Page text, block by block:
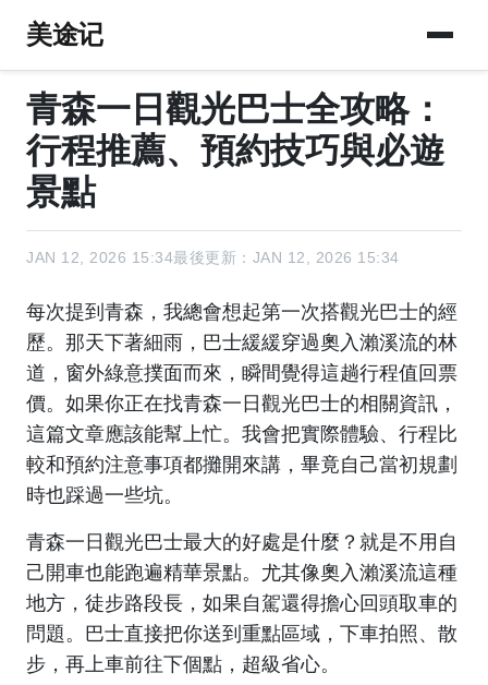
美途记
青森一日觀光巴士全攻略：
行程推薦、預約技巧與必遊
景點
JAN 12, 2026 15:34最後更新：JAN 12, 2026 15:34
每次提到青森，我總會想起第一次搭觀光巴士的經
歷。那天下著細雨，巴士緩緩穿過奧入瀨溪流的林
道，窗外綠意撲面而來，瞬間覺得這趟行程值回票
價。如果你正在找青森一日觀光巴士的相關資訊，
這篇文章應該能幫上忙。我會把實際體驗、行程比
較和預約注意事項都攤開來講，畢竟自己當初規劃
時也踩過一些坑。
青森一日觀光巴士最大的好處是什麼？就是不用自
己開車也能跑遍精華景點。尤其像奧入瀨溪流這種
地方，徒步路段長，如果自駕還得擔心回頭取車的
問題。巴士直接把你送到重點區域，下車拍照、散
步，再上車前往下個點，超級省心。